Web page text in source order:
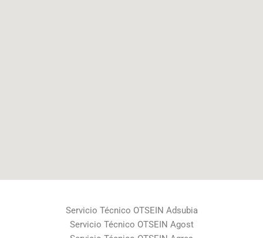
Servicio Técnico OTSEIN Adsubia
Servicio Técnico OTSEIN Agost